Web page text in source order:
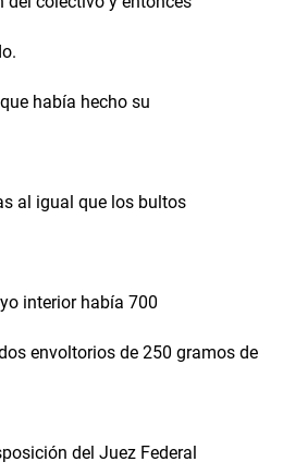
había hecho su
al igual que los bultos
interior había 700
envoltorios de 250 gramos de
del Juez Federal